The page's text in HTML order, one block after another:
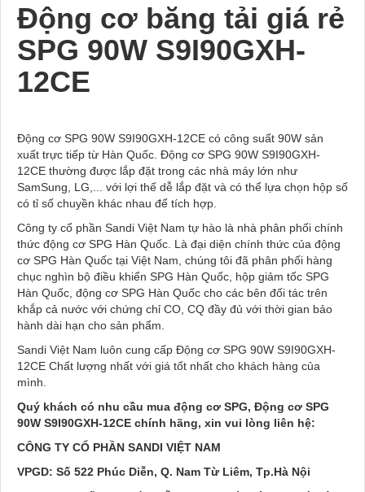
Động cơ băng tải giá rẻ
SPG 90W S9I90GXH-
12CE
Động cơ SPG 90W S9I90GXH-12CE có công suất 90W sản
xuất trực tiếp từ Hàn Quốc. Động cơ SPG 90W S9I90GXH-
12CE thường được lắp đặt trong các nhà máy lớn như
SamSung, LG,... với lợi thế dễ lắp đặt và có thể lựa chọn hộp số
có tỉ số chuyền khác nhau để tích hợp.
Công ty cổ phần Sandi Việt Nam tự hào là nhà phân phối chính
thức động cơ SPG Hàn Quốc. Là đại diện chính thức của động
cơ SPG Hàn Quốc tại Việt Nam, chúng tôi đã phân phối hàng
chục nghìn bộ điều khiển SPG Hàn Quốc, hộp giảm tốc SPG
Hàn Quốc, động cơ SPG Hàn Quốc cho các bên đối tác trên
khắp cả nước với chứng chỉ CO, CQ đầy đủ với thời gian bảo
hành dài hạn cho sản phẩm.
Sandi Việt Nam luôn cung cấp Động cơ SPG 90W S9I90GXH-
12CE Chất lượng nhất với giá tốt nhất cho khách hàng của
mình.
Quý khách có nhu cầu mua động cơ SPG, Động cơ SPG
90W S9I90GXH-12CE chính hãng, xin vui lòng liên hệ:
CÔNG TY CỔ PHẦN SANDI VIỆT NAM
VPGD: Số 522 Phúc Diễn, Q. Nam Từ Liêm, Tp.Hà Nội